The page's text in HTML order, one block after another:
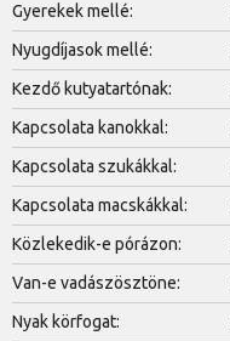
Gyerekek mellé:
Nyugdíjasok mellé:
Kezdő kutyatartónak:
Kapcsolata kanokkal:
Kapcsolata szukákkal:
Kapcsolata macskákkal:
Közlekedik-e pórázon:
Van-e vadászösztöne:
Nyak körfogat: